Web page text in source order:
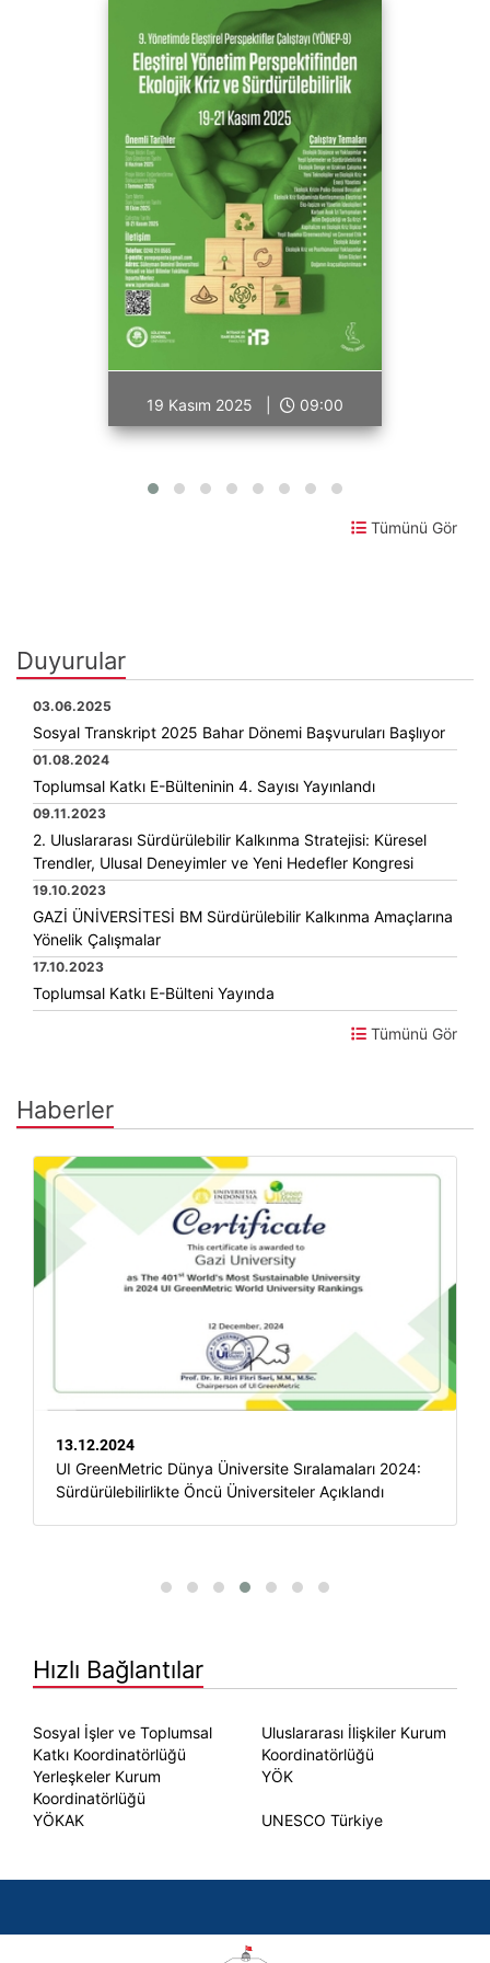
19 Kasım 2025 | 09:00
Tümünü Gör
Duyurular
03.06.2025
Sosyal Transkript 2025 Bahar Dönemi Başvuruları Başlıyor
01.08.2024
Toplumsal Katkı E-Bülteninin 4. Sayısı Yayınlandı
09.11.2023
2. Uluslararası Sürdürülebilir Kalkınma Stratejisi: Küresel
Trendler, Ulusal Deneyimler ve Yeni Hedefler Kongresi
19.10.2023
GAZİ ÜNİVERSİTESİ BM Sürdürülebilir Kalkınma Amaçlarına
Yönelik Çalışmalar
17.10.2023
Toplumsal Katkı E-Bülteni Yayında
Tümünü Gör
Haberler
13.12.2024
UI GreenMetric Dünya Üniversite Sıralamaları 2024:
Sürdürülebilirlikte Öncü Üniversiteler Açıklandı
Hızlı Bağlantılar
Sosyal İşler ve Toplumsal
Katkı Koordinatörlüğü
Uluslararası İlişkiler Kurum
Koordinatörlüğü
Yerleşkeler Kurum
Koordinatörlüğü
YÖK
YÖKAK UNESCO Türkiye